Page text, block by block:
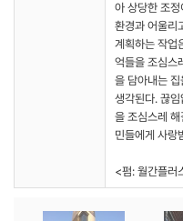
아 상당한 조
환경과 어울리
계획하는 작업
억들을 조심스
을 담아내는
생각된다. 끊
을 조심스레
민들에게 사랑
<펌: 월간플러